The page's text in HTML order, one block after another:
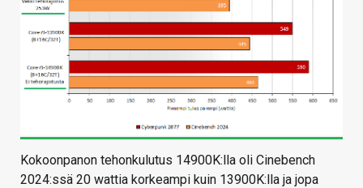
Kokoonpanon tehonkulutus 14900K:lla oli Cinebench
2024:ssä 20 wattia korkeampi kuin 13900K:lla ja jopa